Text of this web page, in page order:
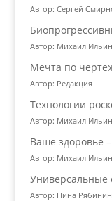
Автор: Сергей
Автор: Михаил Ильин
Мечта по
Автор: Редакция
Технологии
Автор: Михаил Ильин
Ваше здоровье
Автор: Михаил Ильин
Универсальные
Автор: Нина